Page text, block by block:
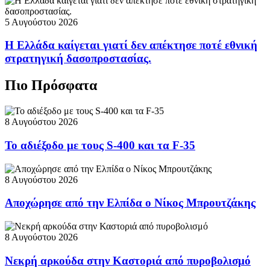
5 Αυγούστου 2026
Η Ελλάδα καίγεται γιατί δεν απέκτησε ποτέ εθνική
στρατηγική δασοπροστασίας.
Πιο Πρόσφατα
8 Αυγούστου 2026
Το αδιέξοδο με τους S-400 και τα F-35
8 Αυγούστου 2026
Αποχώρησε από την Ελπίδα ο Νίκος Μπρουτζάκης
8 Αυγούστου 2026
Νεκρή αρκούδα στην Καστοριά από πυροβολισμό